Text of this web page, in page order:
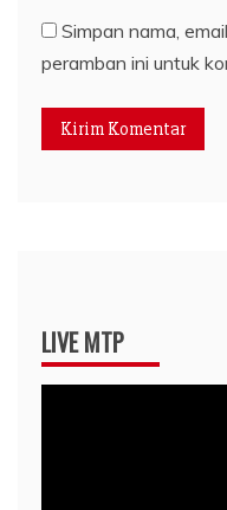
Simpan nama,
peramban ini untuk
LIVE MTP